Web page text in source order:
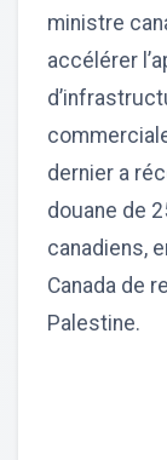
ministre
accélérer
dernier a
douane de
canadiens,
Canada de
Palestine.